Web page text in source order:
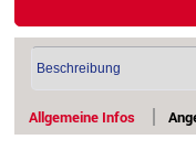
Allgemeine Infos